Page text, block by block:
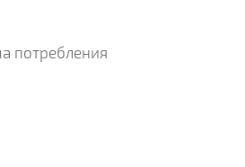
потребления